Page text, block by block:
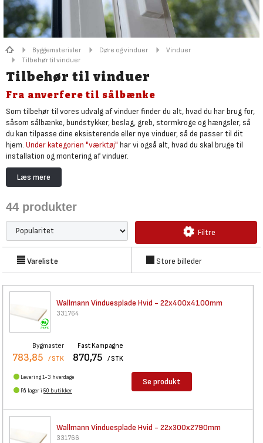
Byggematerialer Døre og vinduer
Vinduer
Tilbehør til vinduer
Tilbehør til vinduer
Fra anverfere til sålbænke
Som tilbehør til vores udvalg af vinduer finder du alt, hvad du har brug for,
såsom sålbænke, bundstykker, beslag, greb, stormkroge og hængsler, så
du kan tilpasse dine eksisterende eller nye vinduer, så de passer til dit
hjem. Under kategorien "værktøj" har vi også alt, hvad du skal bruge til
installation og montering af vinduer.
Sådan finder du anverfere, paskvilgreb og vinduesmaling
Hvis du mangler specifikke reservedele til dine vinduer eller specielt
karmbeslag, skal du kigge under kategorien "sikringsbeslag"
Udvalget af hængsler til døre og vinduer finder du også i vores
udvalg af beslag og skruer. Når det kommer til maling af vinduer, fører vi
også et
bredt udvalg af vinduesmaling
under kategorien
Læs mere
44 produkter
Filtre
Vareliste Store billeder
Wallmann Vinduesplade Hvid - 22x400x4100mm
331764
Bygmaster
783,85 / STK
Fast Kampagne
870,75 / STK
Levering 1-3 hverdage
På lager i 50 butikker
Se produkt
Wallmann Vinduesplade Hvid - 22x300x2790mm
331766